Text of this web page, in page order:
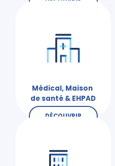
Médical, Maison
de santé & EHPAD
DÉCOUVRIR